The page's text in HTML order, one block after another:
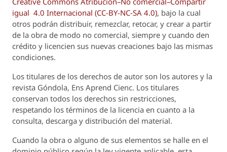
igual 4.0 Internacional (CC-BY-NC-SA 4.0), bajo la cual
otros podrán distribuir, remezclar, retocar, y crear a partir
de la obra de modo no comercial, siempre y cuando den
crédito y licencien sus nuevas creaciones bajo las mismas
condiciones.
Los titulares de los derechos de autor son los autores y la
revista Góndola, Ens Aprend Cienc. Los titulares
conservan todos los derechos sin restricciones,
respetando los términos de la licencia en cuanto a la
consulta, descarga y distribución del material.
Cuando la obra o alguno de sus elementos se halle en el